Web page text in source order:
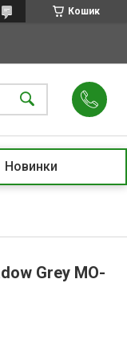
Кошик
Новинки
Grey MO-